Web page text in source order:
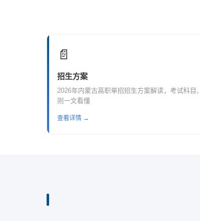
📄
招生方案
2026年内蒙古高职单招招生方案解读，考试科目
则一文看懂
查看详情 →